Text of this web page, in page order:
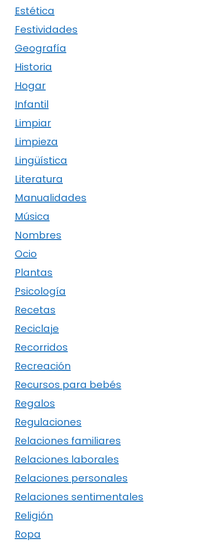
Estética
Festividades
Geografía
Historia
Hogar
Infantil
Limpiar
Limpieza
Lingüística
Literatura
Manualidades
Música
Nombres
Ocio
Plantas
Psicología
Recetas
Reciclaje
Recorridos
Recreación
Recursos para bebés
Regalos
Regulaciones
Relaciones familiares
Relaciones laborales
Relaciones personales
Relaciones sentimentales
Religión
Ropa